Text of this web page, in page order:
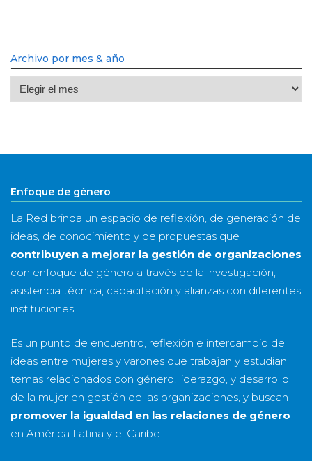
Archivo por mes & año
Archivo
por
año
Enfoque de género
La Red brinda un espacio de reflexión, de generación de
ideas, de conocimiento y de propuestas que
contribuyen a mejorar la gestión de organizaciones
con enfoque de género a través de la investigación,
asistencia técnica, capacitación y alianzas con diferentes
instituciones.
Es un punto de encuentro, reflexión e intercambio de
ideas entre mujeres y varones que trabajan y estudian
temas relacionados con género, liderazgo, y desarrollo
de la mujer en gestión de las organizaciones, y buscan
promover la igualdad en las relaciones de género
en América Latina y el Caribe.